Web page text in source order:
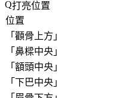
打亮位置
位置
「 顴骨上方 」
「 鼻樑中央 」
「 額頭中央 」
「 下巴中央 」